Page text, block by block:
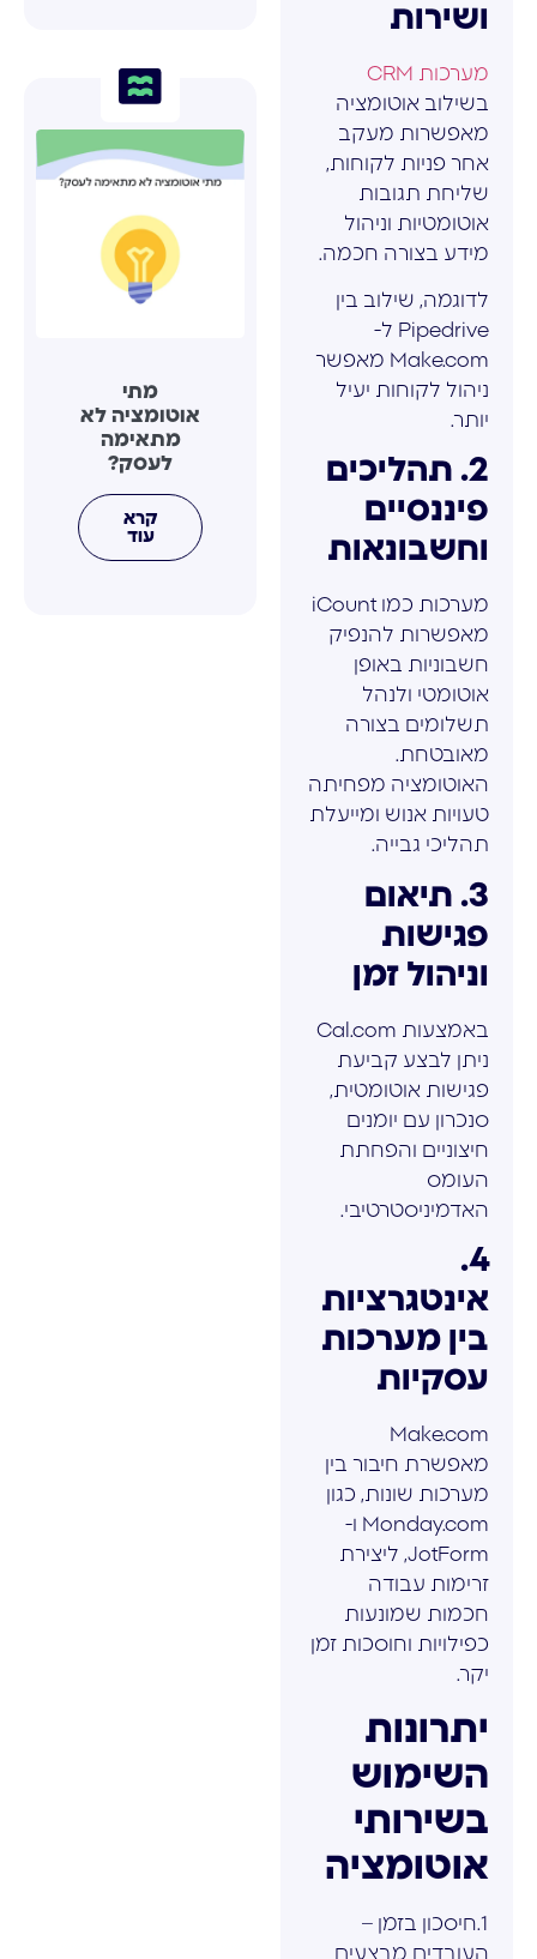
ושירות
מערכות CRM
בשילוב אוטומציה
מאפשרות מעקב
אחר פניות לקוחות,
שליחת תגובות
אוטומטיות וניהול
מידע בצורה חכמה.
לדוגמה, שילוב בין
Pipedrive ל-
Make.com מאפשר
ניהול לקוחות יעיל
יותר.
2. תהליכים
פיננסיים
וחשבונאות
מערכות כמו iCount
מאפשרות להנפיק
חשבוניות באופן
אוטומטי ולנהל
תשלומים בצורה
מאובטחת.
האוטומציה מפחיתה
טעויות אנוש ומייעלת
תהליכי גבייה.
3. תיאום
פגישות
וניהול זמן
באמצעות Cal.com
ניתן לבצע קביעת
פגישות אוטומטית,
סנכרון עם יומנים
חיצוניים והפחתת
העומס
האדמיניסטרטיבי.
4.
אינטגרציות
בין מערכות
עסקיות
Make.com
מאפשרת חיבור בין
מערכות שונות, כגון
Monday.com ו-
JotForm, ליצירת
זרימות עבודה
חכמות שמונעות
כפילויות וחוסכות זמן
יקר.
יתרונות
השימוש
בשירותי
אוטומציה
1.חיסכון בזמן –
העובדים מבצעים
מתי
אוטומציה לא
מתאימה
לעסק?
קרא
עוד